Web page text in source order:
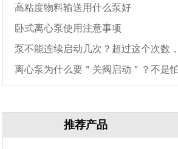
高粘度物料输送用什么泵好
卧式离心泵使用注意事项
泵不能连续启动几次？超过这个次数
离心泵为什么要＂关阀启动＂？不是
推荐产品